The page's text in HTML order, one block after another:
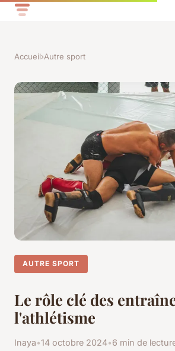
Accueil›Autre sport
AUTRE SPORT
Le rôle clé des
l'athlétisme
Inaya•14 octobre 2024•6 min de